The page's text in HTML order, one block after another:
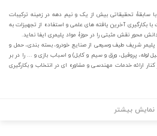
پارسا پلیمر شریف در سال ۱۳۸۶ و با سابقۀ تحقیقاتی بیش از یک و نیم دهه در زمینه ترکیبات
با بکارگیری آخرین یافته های علمی و استفاده از تجهیزات به
محور نقش مثبتی را در حوزۀ مواد پلیمری ایفا نماید.
شریف طیف وسیعی از صنایع خودرو، بسته بندی، حمل و
لوله، پروفیل، ورق و سیم و کابل) و اسباب بازی و ... را در بر
ارائه خدمات مهندسی و مشاوره ای در انتخاب و بکارگیری
نمایش بیشتر